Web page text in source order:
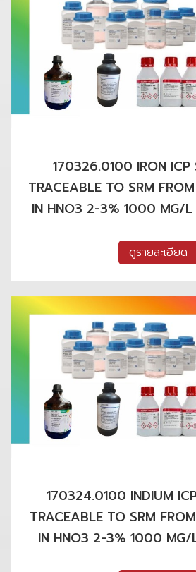
170326.0100 IRON ICP
TRACEABLE TO SRM
IN HNO3 2-3% 1000 MG/L
ดูรายละเอียด
170324.0100 INDIUM
TRACEABLE TO SRM
IN HNO3 2-3% 1000 MG/